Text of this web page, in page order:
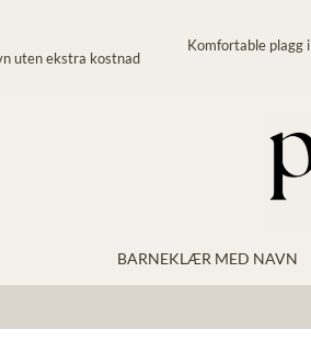
kostnad
Komfortable
BARNEKLÆR MED NAVN